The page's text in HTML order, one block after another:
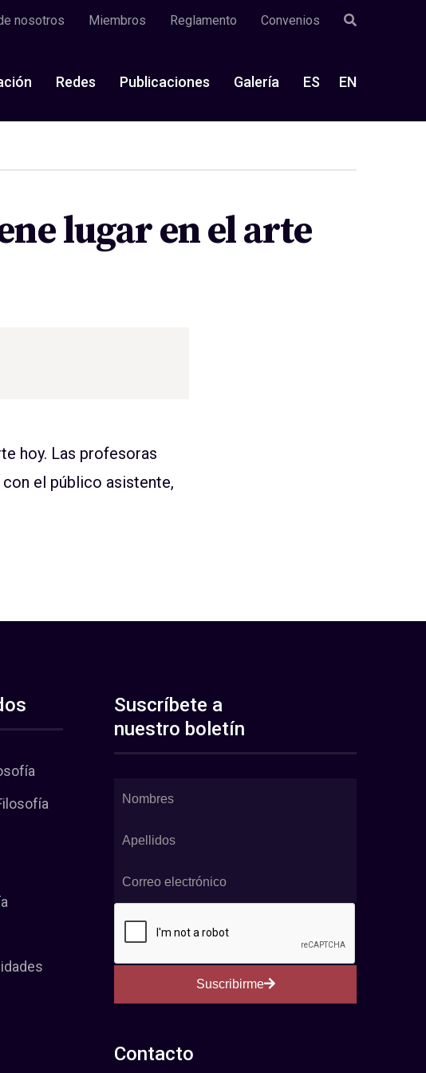
nosotros Miembros Reglamento Convenios
Redes Publicaciones Galería ES EN
lugar en el arte
hoy. Las profesoras
el público asistente,
Suscríbete a
nuestro boletín
Suscribirme
Contacto